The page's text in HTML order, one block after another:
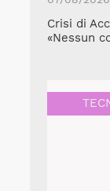
Crisi di
«Nessun